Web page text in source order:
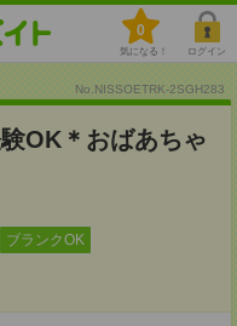
0
気になる！ ログイン
No.NISSOETRK-2SGH283
OK＊おばあちゃ
ブランクOK